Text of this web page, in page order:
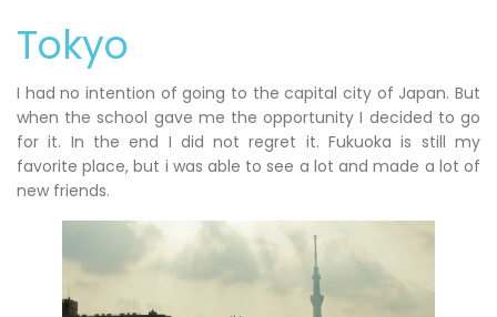
Tokyo
I had no intention of going to the capital city of Japan. But
when the school gave me the opportunity I decided to go
for it. In the end I did not regret it. Fukuoka is still my
favorite place, but i was able to see a lot and made a lot of
new friends.